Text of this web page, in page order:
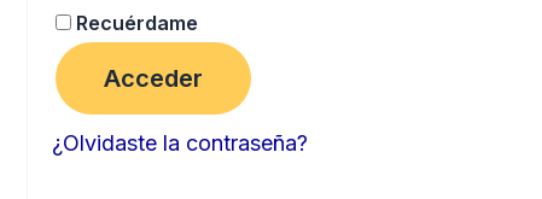
Recuérdame
Acceder
¿Olvidaste la contraseña?